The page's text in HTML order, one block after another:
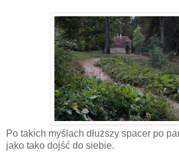
Po takich myślach dłuższy spacer po
jako tako dojść do siebie.